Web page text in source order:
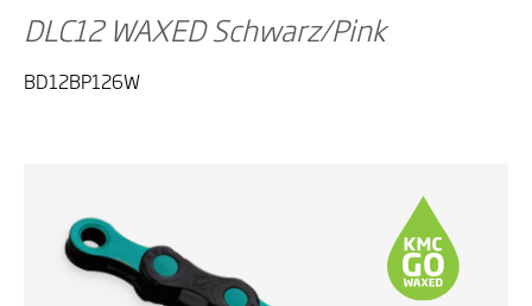
DLC12 WAXED Schwarz/Pink
BD12BP126W